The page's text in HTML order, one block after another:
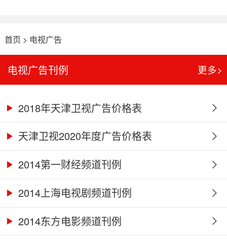
首页 > 电视广告
电视广告刊例 更多>
2018年天津卫视广告价格表
天津卫视2020年度广告价格表
2014第一财经频道刊例
2014上海电视剧频道刊例
2014东方电影频道刊例